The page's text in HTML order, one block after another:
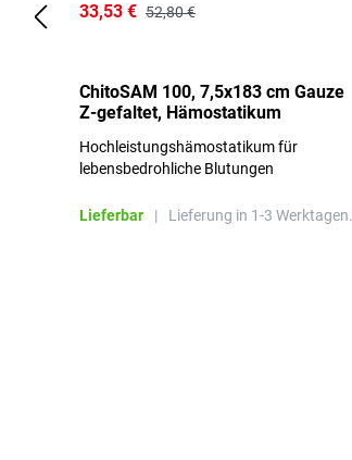
33,53 € 52,80 €
ChitoSAM 100, 7,5x183 cm Gauze
Z-gefaltet, Hämostatikum
Hochleistungshämostatikum für
lebensbedrohliche Blutungen
Lieferbar | Lieferung in 1-3 Werktagen.